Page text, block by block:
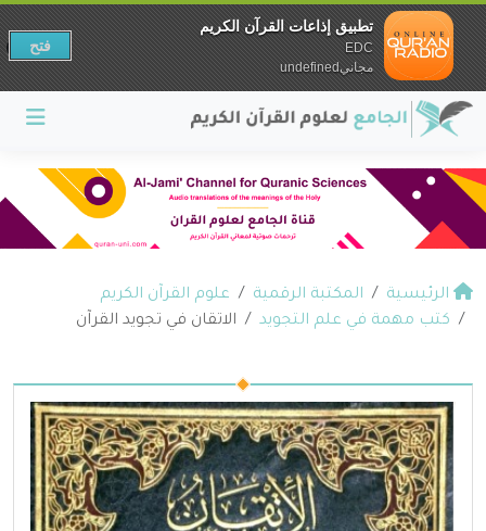
الرئيسية المكتبة الرقمية
علوم القرآن الكريم
كتب مهمة في علم التجويد
الاتقان في تجويد القرآن
تطبيق إذاعات القرآن الكريم
EDC
مجانيundefined
فتح